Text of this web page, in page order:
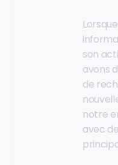
son
avons
de
notre
avec